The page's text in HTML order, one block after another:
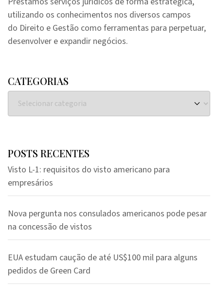
utilizando os conhecimentos nos diversos campos
do Direito e Gestão como ferramentas para perpetuar,
desenvolver e expandir negócios.
CATEGORIAS
POSTS RECENTES
Visto L-1: requisitos do visto americano para
empresários
Nova pergunta nos consulados americanos pode pesar
na concessão de vistos
EUA estudam caução de até US$100 mil para alguns
pedidos de Green Card